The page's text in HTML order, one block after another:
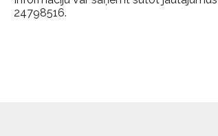
24798516.